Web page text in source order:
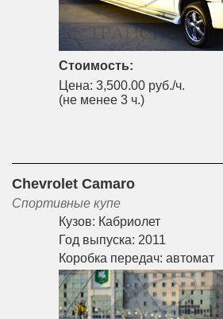
Стоимость:
Цена: 3,500.00 руб./ч.
(не менее 3 ч.)
Chevrolet Camaro
Спортивные купе
Кузов: Кабриолет
Год выпуска: 2011
Коробка передач: автомат